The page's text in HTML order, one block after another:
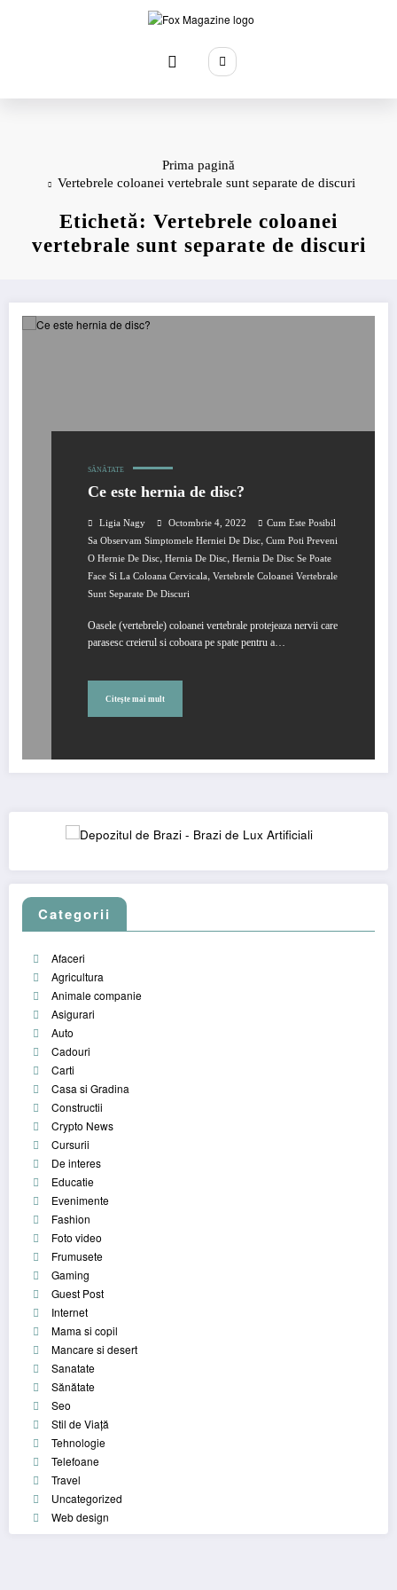
Prima pagină
Vertebrele coloanei vertebrale sunt separate de discuri
Etichetă: Vertebrele coloanei
vertebrale sunt separate de discuri
SĂNĂTATE
Ce este hernia de disc?
Ligia Nagy Octombrie 4, 2022
Cum Este Posibil
Sa Observam Simptomele Herniei De Disc, Cum Poti Preveni
O Hernie De Disc, Hernia De Disc, Hernia De Disc Se Poate
Face Si La Coloana Cervicala, Vertebrele Coloanei Vertebrale
Sunt Separate De Discuri
Oasele (vertebrele) coloanei vertebrale protejeaza nervii care
parasesc creierul si coboara pe spate pentru a…
Citește mai mult
Categorii
Afaceri
Agricultura
Animale companie
Asigurari
Auto
Cadouri
Carti
Casa si Gradina
Constructii
Crypto News
Cursurii
De interes
Educatie
Evenimente
Fashion
Foto video
Frumusete
Gaming
Guest Post
Internet
Mama si copil
Mancare si desert
Sanatate
Sănătate
Seo
Stil de Viață
Tehnologie
Telefoane
Travel
Uncategorized
Web design